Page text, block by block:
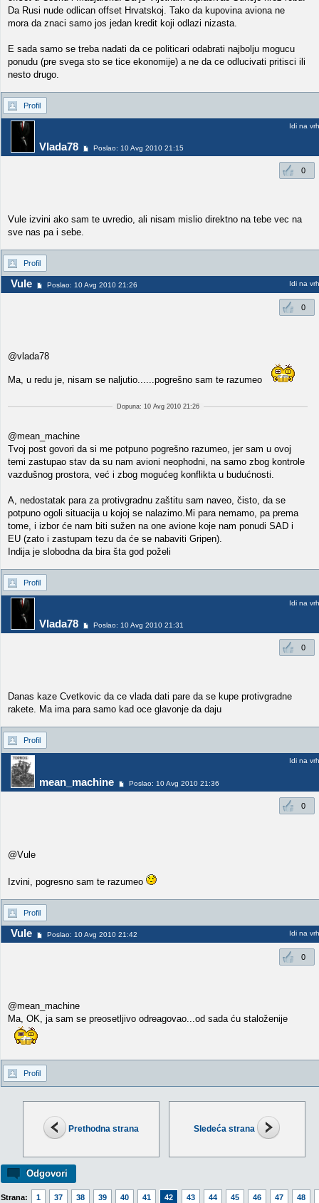
Prethodna strana Sledeća strana
Odgovori
Strana: 1 37 38 39 40 41 42 43 44 45 46 47 48
Da Rusi nude odlican offset Hrvatskoj. Tako da kupovina aviona ne
mora da znaci samo jos jedan kredit koji odlazi nizasta.
E sada samo se treba nadati da ce politicari odabrati najbolju mogucu
ponudu (pre svega sto se tice ekonomije) a ne da ce odlucivati pritisci ili
nesto drugo.
Profil
Vlada78 Poslao: 10 Avg 2010 21:15
Idi na vrh
0
Vule izvini ako sam te uvredio, ali nisam mislio direktno na tebe vec na
sve nas pa i sebe.
Profil
Vule Poslao: 10 Avg 2010 21:26 Idi na vrh
0
@vlada78
Ma, u redu je, nisam se naljutio......pogrešno sam te razumeo
Dopuna: 10 Avg 2010 21:26
@mean_machine
Tvoj post govori da si me potpuno pogrešno razumeo, jer sam u ovoj
temi zastupao stav da su nam avioni neophodni, na samo zbog kontrole
vazdušnog prostora, već i zbog mogućeg konflikta u budućnosti.
A, nedostatak para za protivgradnu zaštitu sam naveo, čisto, da se
potpuno ogoli situacija u kojoj se nalazimo.Mi para nemamo, pa prema
tome, i izbor će nam biti sužen na one avione koje nam ponudi SAD i
EU (zato i zastupam tezu da će se nabaviti Gripen).
Indija je slobodna da bira šta god poželi
Profil
Vlada78 Poslao: 10 Avg 2010 21:31
Idi na vrh
0
Danas kaze Cvetkovic da ce vlada dati pare da se kupe protivgradne
rakete. Ma ima para samo kad oce glavonje da daju
Profil
mean_machine Poslao: 10 Avg 2010 21:36
Idi na vrh
0
@Vule
Izvini, pogresno sam te razumeo
Profil
Vule Poslao: 10 Avg 2010 21:42 Idi na vrh
0
@mean_machine
Ma, OK, ja sam se preosetljivo odreagovao...od sada ću staloženije
Profil